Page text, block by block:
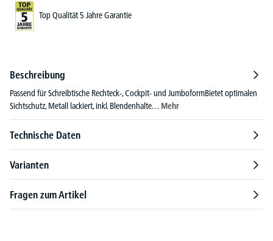
Top Qualität 5 Jahre Garantie
Beschreibung
Passend für Schreibtische Rechteck-, Cockpit- und JumboformBietet optimalen
Sichtschutz, Metall lackiert, inkl. Blendenhalte… Mehr
Technische Daten
Varianten
Fragen zum Artikel